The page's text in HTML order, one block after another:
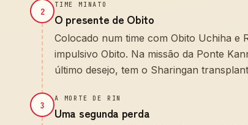
2
TIME MINATO
O presente de Obito
Colocado num time com Obito Uchiha e
impulsivo Obito. Na missão da Ponte
último desejo, tem o Sharingan
3
A MORTE DE RIN
Uma segunda perda